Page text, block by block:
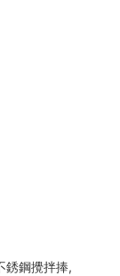
銹鋼攪拌捧,